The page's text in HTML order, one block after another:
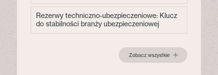
Rezerwy techniczno-ubezpieczeniowe: Klucz
do stabilności branży ubezpieczeniowej
Zobacz wszystkie